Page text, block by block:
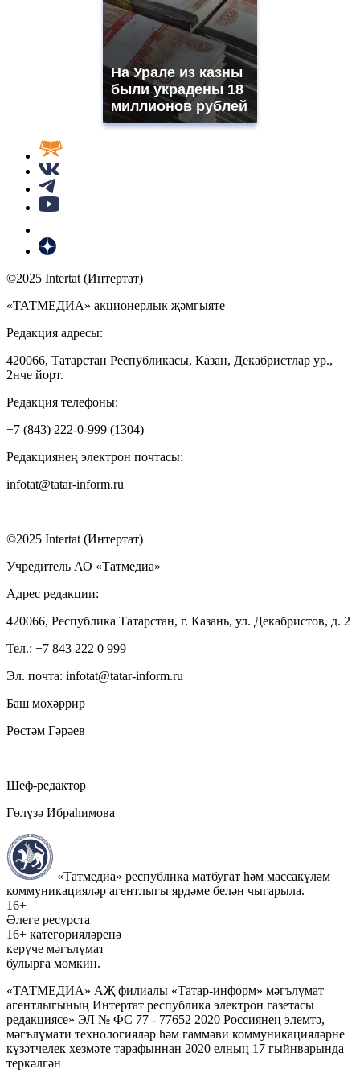
На Урале из казны
были украдены 18
миллионов рублей
©2025 Intertat (Интертат)
«ТАТМЕДИА» акционерлык җәмгыяте
Редакция адресы:
420066, Татарстан Республикасы, Казан, Декабристлар ур.,
2нче йорт.
Редакция телефоны:
+7 (843) 222-0-999 (1304)
Редакциянең электрон почтасы:
infotat@tatar-inform.ru
©2025 Intertat (Интертат)
Учредитель АО «Татмедиа»
Адрес редакции:
420066, Республика Татарстан, г. Казань, ул. Декабристов, д. 2
Тел.: +7 843 222 0 999
Эл. почта: infotat@tatar-inform.ru
Баш мөхәррир
Рөстәм Гәрәев
Шеф-редактор
Гөлүзә Ибраһимова
«Татмедиа» республика матбугат һәм массакүләм
коммуникацияләр агентлыгы ярдәме белән чыгарыла.
16+
Әлеге ресурста
16+ категорияләренә
керүче мәгълүмат
булырга мөмкин.
«ТАТМЕДИА» АҖ филиалы «Татар-информ» мәгълүмат
агентлыгының Интертат республика электрон газетасы
редакциясе» ЭЛ № ФС 77 - 77652 2020 Россиянең элемтә,
мәгълүмати технологияләр һәм гаммәви коммуникацияләрне
күзәтчелек хезмәте тарафыннан 2020 елның 17 гыйнварында
теркәлгән